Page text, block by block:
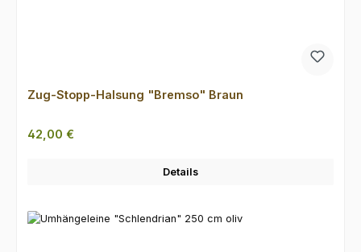
Zug-Stopp-Halsung "Bremso" Braun
Regulärer Preis:
42,00 €
Details